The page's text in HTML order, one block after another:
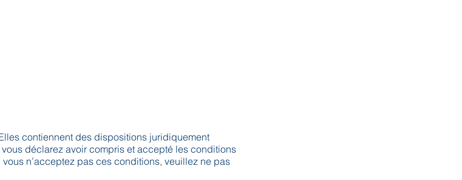
contiennent des dispositions juridiquement
déclarez avoir compris et accepté les conditions
n’acceptez pas ces conditions, veuillez ne pas